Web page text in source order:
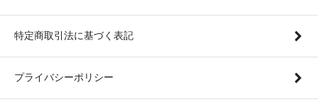
特定商取引法に基づく表記
プライバシーポリシー